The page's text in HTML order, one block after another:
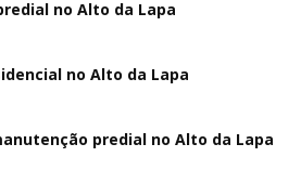
no Alto da Lapa
no Alto da Lapa
predial no Alto da Lapa